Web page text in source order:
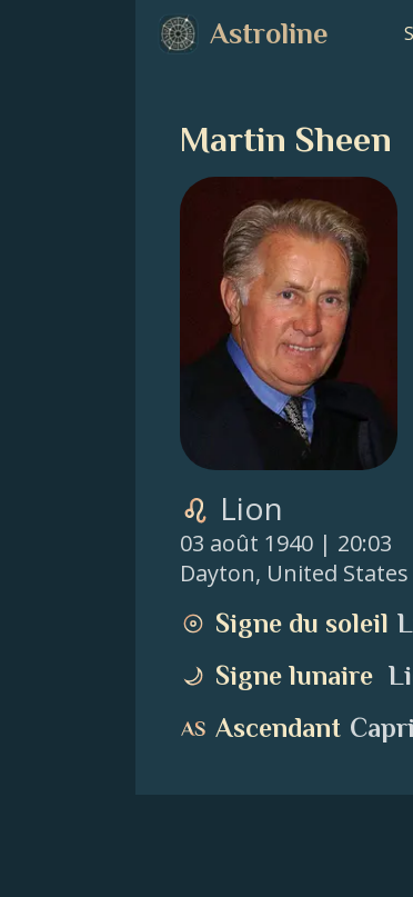
Astroline
Martin Sheen
Lion
03 août 1940 | 20:03
Dayton, United States
Signe du soleil
Signe lunaire
Ascendant